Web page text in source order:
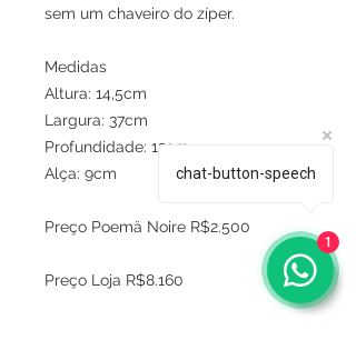
sem um chaveiro do zíper.
Medidas
Altura: 14,5cm
Largura: 37cm
Profundidade: 12cm
Alça: 9cm
Preço Poemä Noire R$2.500
Preço Loja R$8.160
chat-button-speech
1